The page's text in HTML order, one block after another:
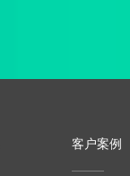
客户案例